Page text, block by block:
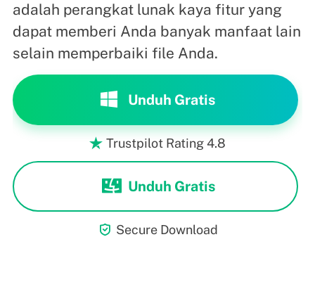
adalah perangkat lunak kaya fitur yang
dapat memberi Anda banyak manfaat lain
selain memperbaiki file Anda.
Unduh Gratis
 Trustpilot Rating 4.8
Unduh Gratis
 Secure Download